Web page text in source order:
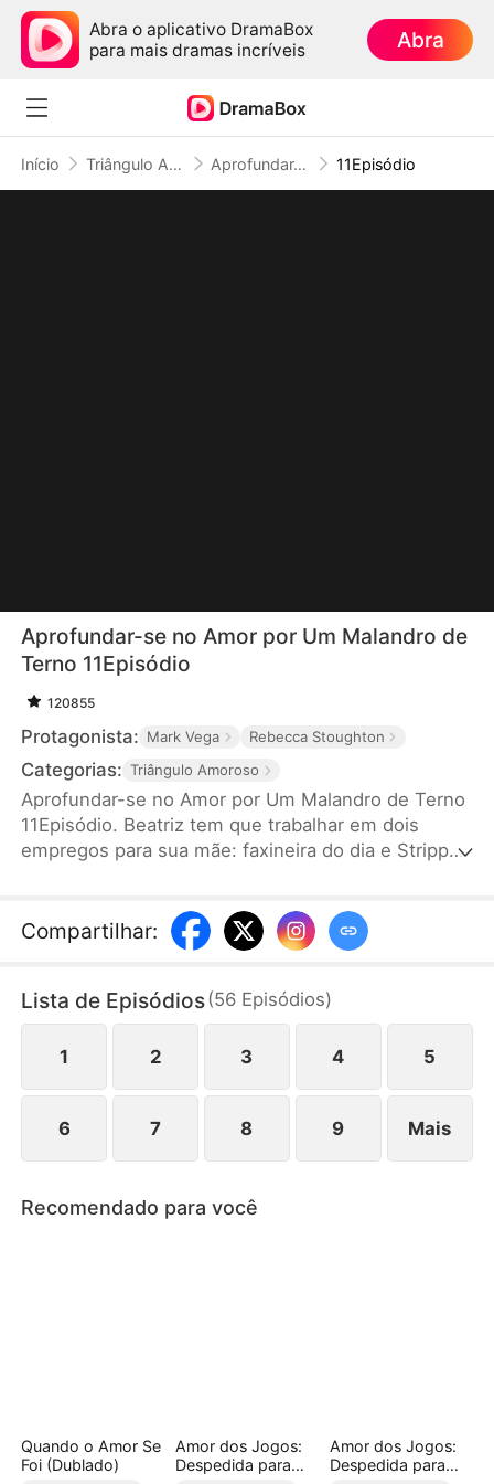
Abra o aplicativo DramaBox
para mais dramas incríveis
Abra
Início Triângulo Amoroso Aprofundar-se no Amor por Um Malandro de Terno 11Episódio
Aprofundar-se no Amor por Um Malandro de
Terno 11Episódio
120855
Protagonista: Mark Vega Rebecca Stoughton
Categorias: Triângulo Amoroso
Aprofundar-se no Amor por Um Malandro de Terno
11Episódio. Beatriz tem que trabalhar em dois
empregos para sua mãe: faxineira do dia e Stripper
recuperar seu "poder do homem". Toda mulher é
uma decepção, exceto Beatriz. Ele se apaixona por
Beatriz, Antônio, também está disposto a sacrificar
tudo por ela. A escolha tem que ser feita: Um
mafioso excessivamente dominador ou um
Compartilhar:
Lista de Episódios(56 Episódios)
1 2 3 4 5
6 7 8 9 Mais
Recomendado para você
Quando o Amor Se
Foi (Dublado)
Amor dos Jogos:
Despedida para
Amor dos Jogos:
Despedida para